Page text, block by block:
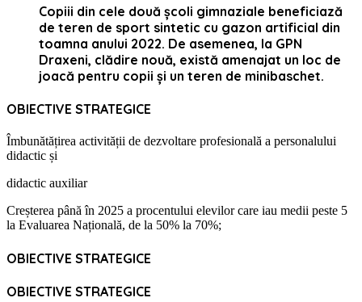
Copiii din cele două școli gimnaziale beneficiază
de teren de sport sintetic cu gazon artificial din
toamna anului 2022. De asemenea, la GPN
Draxeni, clădire nouă, există amenajat un loc de
joacă pentru copii și un teren de minibaschet.
OBIECTIVE STRATEGICE
Îmbunătățirea activității de dezvoltare profesională a personalului
didactic și
didactic auxiliar
Creșterea până în 2025 a procentului elevilor care iau medii peste 5
la Evaluarea Națională, de la 50% la 70%;
OBIECTIVE STRATEGICE
OBIECTIVE STRATEGICE